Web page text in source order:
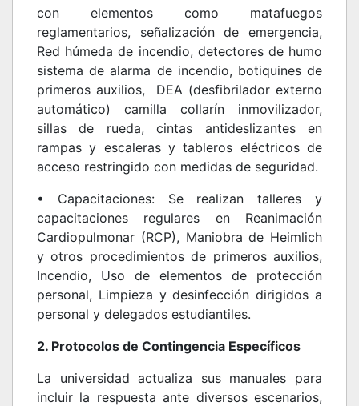
con elementos como matafuegos
reglamentarios, señalización de emergencia,
Red húmeda de incendio, detectores de humo
sistema de alarma de incendio, botiquines de
primeros auxilios, DEA (desfibrilador externo
automático) camilla collarín inmovilizador,
sillas de rueda, cintas antideslizantes en
rampas y escaleras y tableros eléctricos de
acceso restringido con medidas de seguridad.
• Capacitaciones: Se realizan talleres y
capacitaciones regulares en Reanimación
Cardiopulmonar (RCP), Maniobra de Heimlich
y otros procedimientos de primeros auxilios,
Incendio, Uso de elementos de protección
personal, Limpieza y desinfección dirigidos a
personal y delegados estudiantiles.
2. Protocolos de Contingencia Específicos
La universidad actualiza sus manuales para
incluir la respuesta ante diversos escenarios,